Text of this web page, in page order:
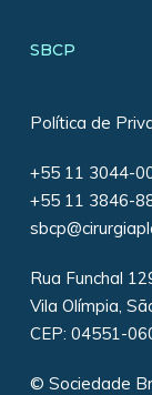
SBCP
Política de
+55 11 3044-
+55 11 3846-
Rua Funchal
Vila Olímpia,
CEP: 04551-
© Sociedade